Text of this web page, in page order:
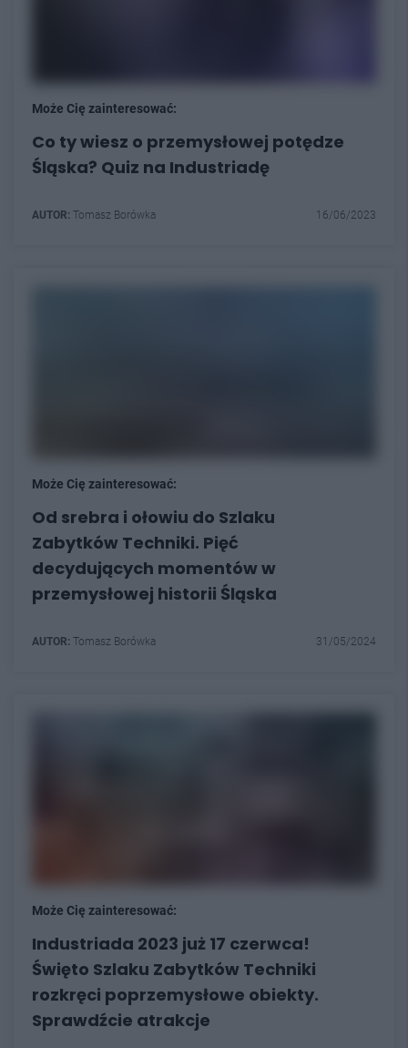
Może Cię zainteresować:
Co ty wiesz o przemysłowej potędze
Śląska? Quiz na Industriadę
AUTOR: Tomasz Borówka 16/06/2023
Może Cię zainteresować:
Od srebra i ołowiu do Szlaku
Zabytków Techniki. Pięć
decydujących momentów w
przemysłowej historii Śląska
AUTOR: Tomasz Borówka 31/05/2024
Może Cię zainteresować:
Industriada 2023 już 17 czerwca!
Święto Szlaku Zabytków Techniki
rozkręci poprzemysłowe obiekty.
Sprawdźcie atrakcje